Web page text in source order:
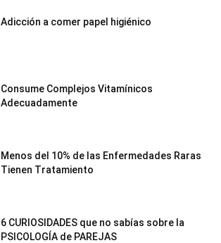
Adicción a comer papel higiénico
Consume Complejos Vitamínicos
Adecuadamente
Menos del 10% de las Enfermedades Raras
Tienen Tratamiento
6 CURIOSIDADES que no sabías sobre la
PSICOLOGÍA de PAREJAS